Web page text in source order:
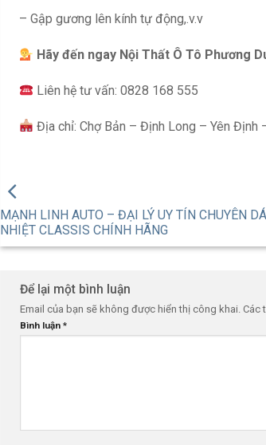
– Gập gương lên kính tự động,.v.v
Hãy đến ngay Nội Thất Ô Tô Phương
Liên hệ tư vấn: 0828 168 555
Địa chỉ: Chợ Bản – Định Long – Yên Định
MẠNH LINH AUTO – ĐẠI LÝ UY TÍN CHUYÊN
NHIỆT CLASSIS CHÍNH HÃNG
Để lại một bình luận
Email của bạn sẽ không được hiển thị công khai. Các
Bình luận *